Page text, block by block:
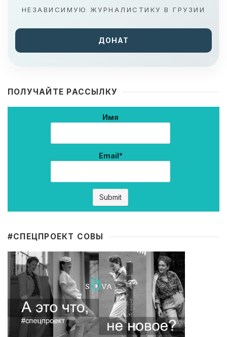
НЕЗАВИСИМУЮ ЖУРНАЛИСТИКУ В ГРУЗИИ
ДОНАТ
ПОЛУЧАЙТЕ РАССЫЛКУ
Имя
Email*
#CПЕЦПРОЕКТ СОВЫ